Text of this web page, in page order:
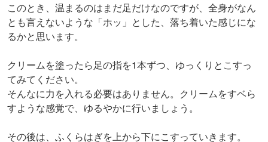
このとき、温まるのはまだ足だけなのですが、全身がなん
とも言えないような「ホッ」とした、落ち着いた感じにな
るかと思います。
クリームを塗ったら足の指を1本ずつ、ゆっくりとこすっ
てみてください。
そんなに力を入れる必要はありません。クリームをすベら
すような感覚で、ゆるやかに行いましょう。
その後は、ふくらはぎを上から下にこすっていきます。